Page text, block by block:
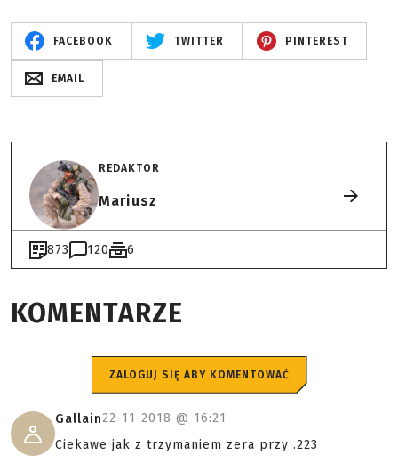
FACEBOOK TWITTER PINTEREST
EMAIL
REDAKTOR
Mariusz
873 120 6
KOMENTARZE
ZALOGUJ SIĘ ABY KOMENTOWAĆ
Gallain22-11-2018 @ 16:21
Ciekawe jak z trzymaniem zera przy .223